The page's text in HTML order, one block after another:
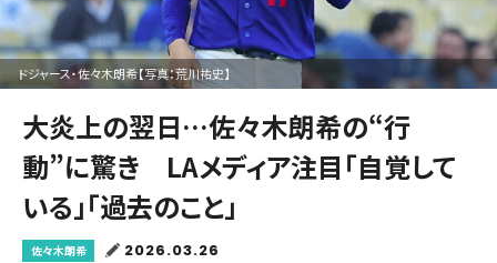
ドジャース・佐々木朗希【写真：荒川祐史】
大炎上の翌日…佐々木朗希の“行
動”に驚き LAメディア注目「自覚して
いる」「過去のこと」
佐々木朗希 2026.03.26